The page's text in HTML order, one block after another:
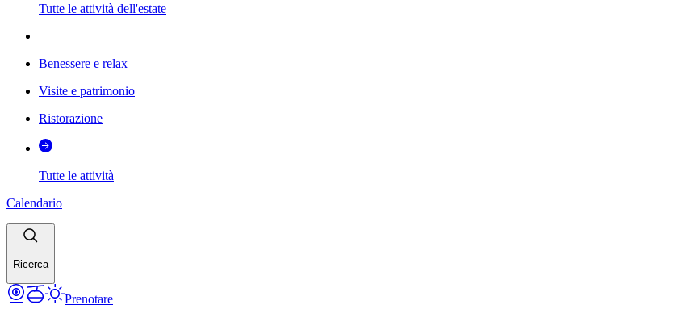
Tutte le attività dell'estate
Benessere e relax
Visite e patrimonio
Ristorazione
Tutte le attività
Calendario
Ricerca
Prenotare